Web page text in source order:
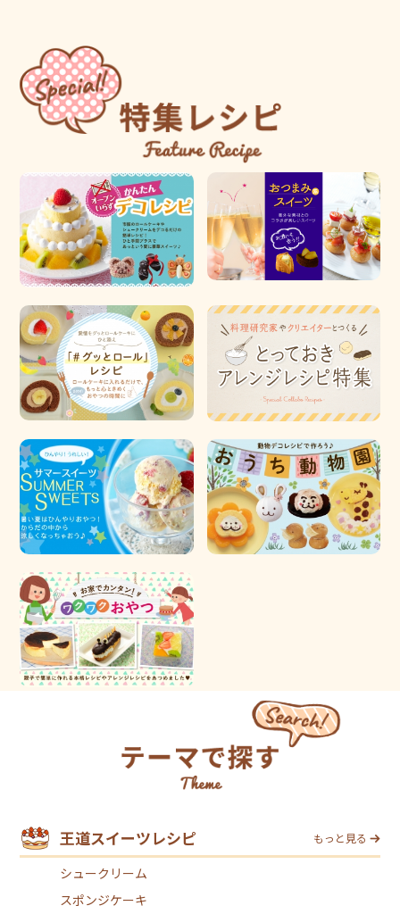
王道スイーツレシピ もっと見る
シュークリーム
スポンジケーキ